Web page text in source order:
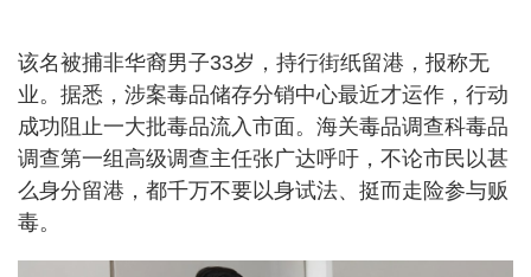
该名被捕非华裔男子33岁，持行街纸留港，报称无
业。据悉，涉案毒品储存分销中心最近才运作，行动
成功阻止一大批毒品流入市面。海关毒品调查科毒品
调查第一组高级调查主任张广达呼吁，不论市民以甚
么身分留港，都千万不要以身试法、挺而走险参与贩
毒。